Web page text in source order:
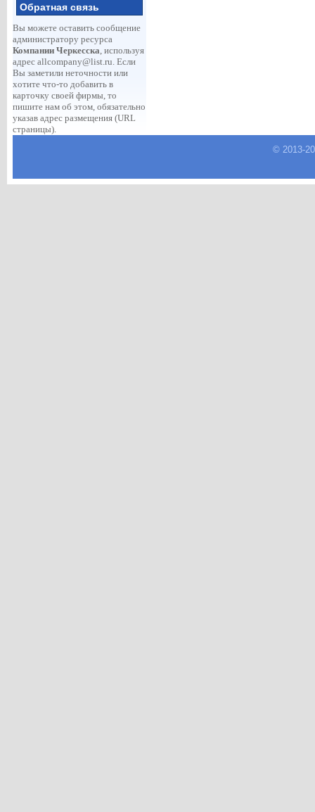
Обратная связь
Вы можете оставить сообщение
администратору ресурса
Компании Черкесска, используя
адрес allcompany@list.ru. Если
Вы заметили неточности или
хотите что-то добавить в
карточку своей фирмы, то
пишите нам об этом, обязательно
указав адрес размещения (URL
страницы).
© 2013-